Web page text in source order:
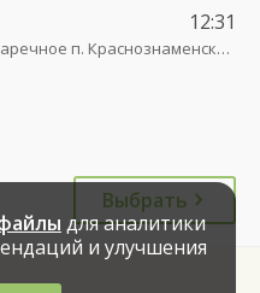
12:31
Заречное п. Краснознаменский МО
Выбрать
для аналитики
и улучшения